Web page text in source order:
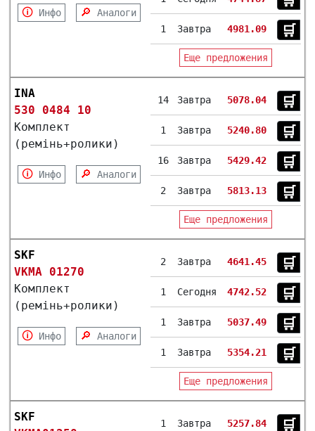
🛈Инфо 🔎 Аналоги
1 Завтра 4981.09 🛒︎
Еще предложения
INA
530 0484 10
Комплект
(ремінь+ролики)
🛈Инфо 🔎 Аналоги
14 Завтра 5078.04 🛒︎
1 Завтра 5240.80 🛒︎
16 Завтра 5429.42 🛒︎
2 Завтра 5813.13 🛒︎
Еще предложения
SKF
VKMA 01270
Комплект
(ремінь+ролики)
🛈Инфо 🔎 Аналоги
2 Завтра 4641.45 🛒︎
1 Сегодня 4742.52 🛒︎
1 Завтра 5037.49 🛒︎
1 Завтра 5354.21 🛒︎
Еще предложения
SKF
1 Завтра 5257.84 🛒︎